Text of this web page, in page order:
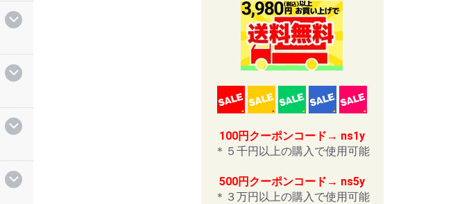
100円クーポンコード→ ns1y
＊５千円以上の購入で使用可能
500円クーポンコード→ ns5y
＊３万円以上の購入で使用可能